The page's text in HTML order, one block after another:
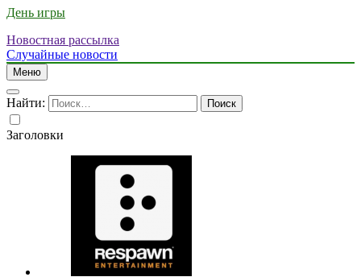
День игры
Новостная рассылка
Случайные новости
Меню
Найти:
Заголовки